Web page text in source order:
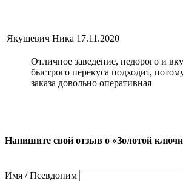
Якушевич Ника 17.11.2020
Отличное заведение, недорого и
быстрого перекуса подходит,
заказа довольно оперативная
Напишите свой отзыв о «Золотой
Имя / Псевдоним